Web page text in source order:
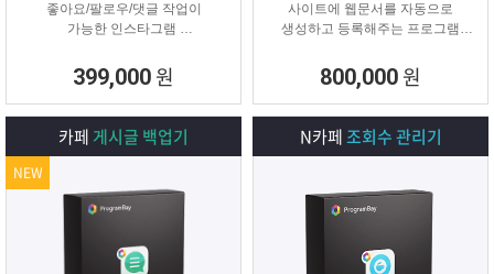
좋아요/팔로우/댓글 작업이
가능한 인스타그램
399,000 원
사이트에 웹문서를 자동으로
생성하고 등록해주는 프로그램
800,000 원
카페 게시글 백업기
NEW
N카페조회수 관리기